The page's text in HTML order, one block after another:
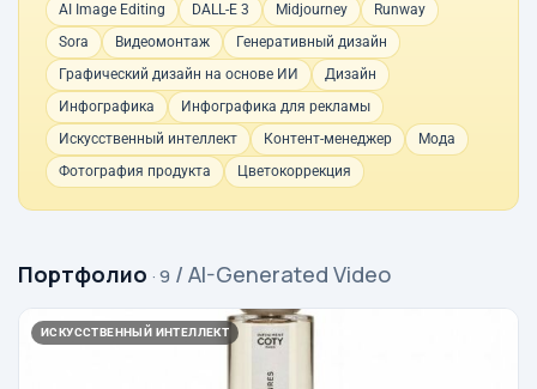
AI Image Editing
DALL-E 3 Midjourney
Runway
Sora
Видеомонтаж
Генеративный дизайн
Графический дизайн на основе ИИ
Дизайн
Инфографика
Инфографика для рекламы
Искусственный интеллект
Контент-менеджер
Мода
Фотография продукта
Цветокоррекция
Портфолио · 9 / AI-Generated Video
ИСКУССТВЕННЫЙ ИНТЕЛЛЕКТ